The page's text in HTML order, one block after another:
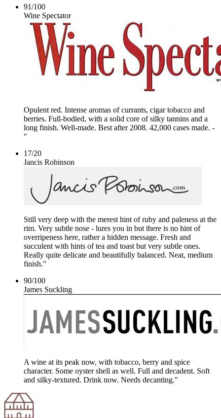
91/100
Wine Spectator
Opulent red. Intense aromas of currants, cigar tobacco and
berries. Full-bodied, with a solid core of silky tannins and a
long finish. Well-made. Best after 2008. 42,000 cases made. -
"
17/20
Jancis Robinson
Still very deep with the merest hint of ruby and paleness at the
rim. Very subtle nose - lures you in but there is no hint of
overripeness here, rather a hidden message. Fresh and
succulent with hints of tea and toast but very subtle ones.
Really quite delicate and beautifully balanced. Neat, medium
finish."
90/100
James Suckling
A wine at its peak now, with tobacco, berry and spice
character. Some oyster shell as well. Full and decadent. Soft
and silky-textured. Drink now. Needs decanting."